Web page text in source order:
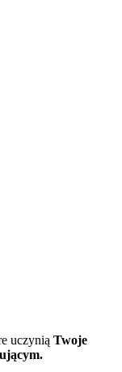
uczynią Twoje